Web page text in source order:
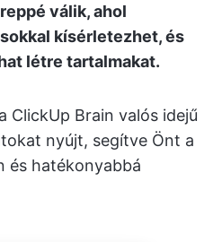
válik, ahol
kísérletezhet, és
létre tartalmakat.
ClickUp Brain valós idejű
nyújt, segítve Önt a
és hatékonyabbá